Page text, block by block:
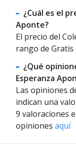
¿Cuál es el
Aponte?
El precio del
rango de
¿Qué
Esperanza
Las opiniones
indican una
9 valoraciones
opiniones aquí